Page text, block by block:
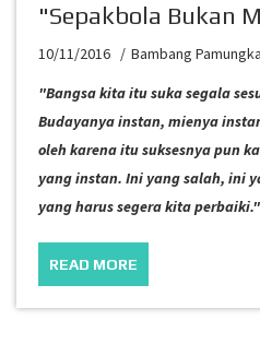
"Sepakbola Bukan
10/11/2016
Bambang
"Bangsa kita itu suka segala
Budayanya instan, mienya
oleh karena itu suksesnya pun
yang instan. Ini yang salah, ini
yang harus segera kita perbaiki."
READ MORE